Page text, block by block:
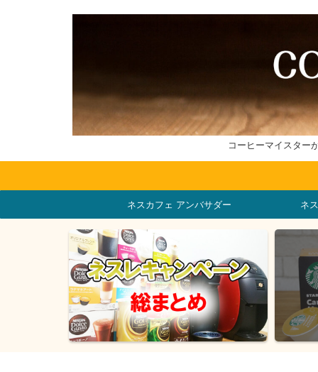
コーヒーマイスター
ネスカフェ アンバサダー ネ